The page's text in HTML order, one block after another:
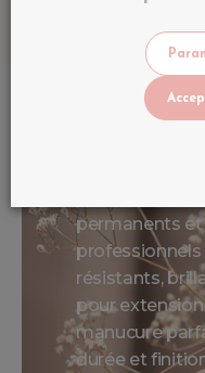
permanents
résistants,
pour
manucure
durée et